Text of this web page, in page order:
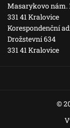
Masarykovo nám.
331 41 Kralovice
Korespondenční
Drožstevní 634
331 41 Kralovice
©